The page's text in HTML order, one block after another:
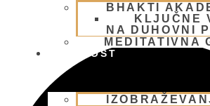
BHAKTI
KLJUČNE
NA DUHOVNI
MEDITATIVNA
SKUPNOST